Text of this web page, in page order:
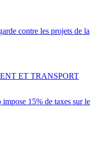
contre les projets de la
15% de taxes sur le
ET TRANSPORT